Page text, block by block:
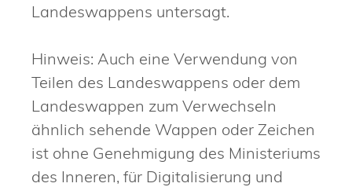
Landeswappens untersagt.
Hinweis: Auch eine Verwendung von
Teilen des Landeswappens oder dem
Landeswappen zum Verwechseln
ähnlich sehende Wappen oder Zeichen
ist ohne Genehmigung des Ministeriums
des Inneren, für Digitalisierung und